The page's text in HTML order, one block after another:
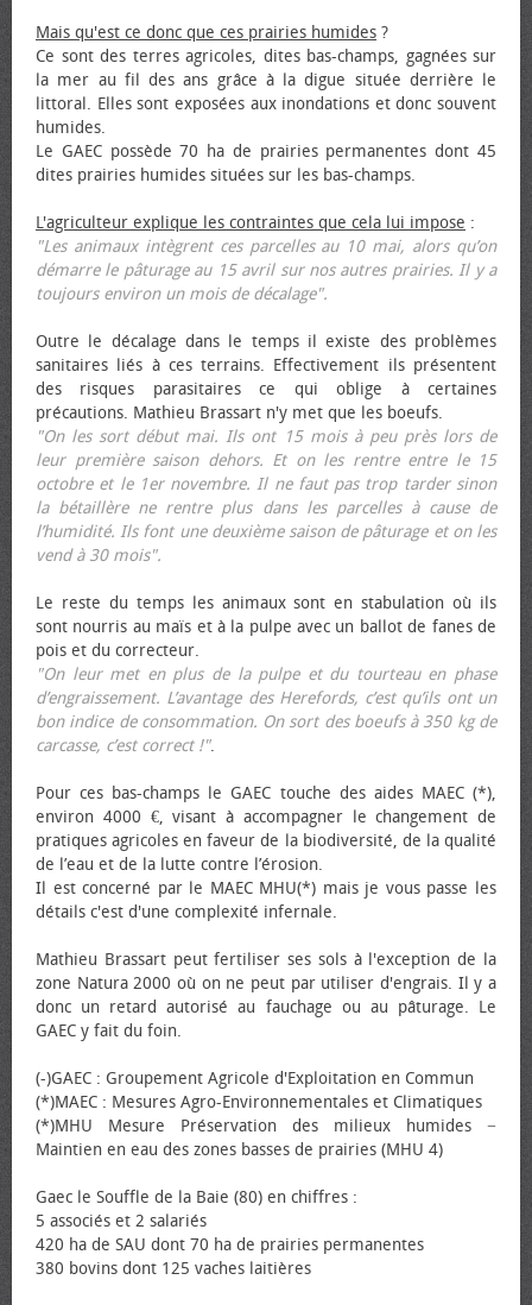
Mais qu'est ce donc que ces prairies humides ?
Ce sont des terres agricoles, dites bas-champs, gagnées sur
la mer au fil des ans grâce à la digue située derrière le
littoral. Elles sont exposées aux inondations et donc souvent
humides.
Le GAEC possède 70 ha de prairies permanentes dont 45
dites prairies humides situées sur les bas-champs.
L'agriculteur explique les contraintes que cela lui impose :
"Les animaux intègrent ces parcelles au 10 mai, alors qu’on
démarre le pâturage au 15 avril sur nos autres prairies. Il y a
toujours environ un mois de décalage".
Outre le décalage dans le temps il existe des problèmes
sanitaires liés à ces terrains. Effectivement ils présentent
des risques parasitaires ce qui oblige à certaines
précautions. Mathieu Brassart n'y met que les bœufs.
"On les sort début mai. Ils ont 15 mois à peu près lors de
leur première saison dehors. Et on les rentre entre le 15
octobre et le 1er novembre. Il ne faut pas trop tarder sinon
la bétaillère ne rentre plus dans les parcelles à cause de
l’humidité. Ils font une deuxième saison de pâturage et on les
vend à 30 mois".
Le reste du temps les animaux sont en stabulation où ils
sont nourris au maïs et à la pulpe avec un ballot de fanes de
pois et du correcteur.
"On leur met en plus de la pulpe et du tourteau en phase
d’engraissement. L’avantage des Herefords, c’est qu’ils ont un
bon indice de consommation. On sort des bœufs à 350 kg de
carcasse, c’est correct !".
Pour ces bas-champs le GAEC touche des aides MAEC (*),
environ 4000 €, visant à accompagner le changement de
pratiques agricoles en faveur de la biodiversité, de la qualité
de l’eau et de la lutte contre l’érosion.
Il est concerné par le MAEC MHU(*) mais je vous passe les
détails c'est d'une complexité infernale.
Mathieu Brassart peut fertiliser ses sols à l'exception de la
zone Natura 2000 où on ne peut par utiliser d'engrais. Il y a
donc un retard autorisé au fauchage ou au pâturage. Le
GAEC y fait du foin.
(-)GAEC : Groupement Agricole d'Exploitation en Commun
(*)MAEC : Mesures Agro-Environnementales et Climatiques
(*)MHU Mesure Préservation des milieux humides −
Maintien en eau des zones basses de prairies (MHU 4)
Gaec le Souffle de la Baie (80) en chiffres :
5 associés et 2 salariés
420 ha de SAU dont 70 ha de prairies permanentes
380 bovins dont 125 vaches laitières